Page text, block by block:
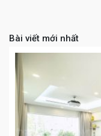
Bài viết mới nhất